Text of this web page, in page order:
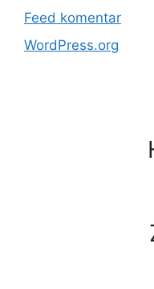
Feed komentar
WordPress.org